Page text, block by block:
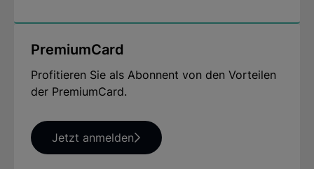
PremiumCard
Profitieren Sie als Abonnent von den Vorteilen
der PremiumCard.
Jetzt anmelden